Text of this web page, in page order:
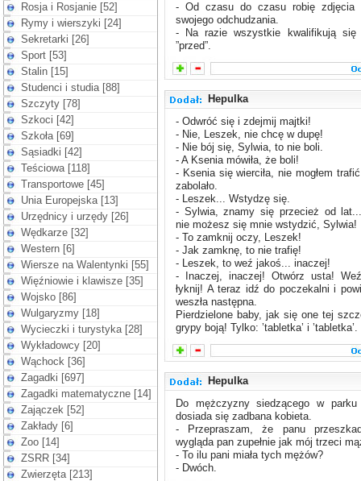
Rosja i Rosjanie [52]
Rymy i wierszyki [24]
Sekretarki [26]
Sport [53]
Stalin [15]
Studenci i studia [88]
Szczyty [78]
Szkoci [42]
Szkoła [69]
Sąsiadki [42]
Teściowa [118]
Transportowe [45]
Unia Europejska [13]
Urzędnicy i urzędy [26]
Wędkarze [32]
Western [6]
Wiersze na Walentynki [55]
Więźniowie i klawisze [35]
Wojsko [86]
Wulgaryzmy [18]
Wycieczki i turystyka [28]
Wykładowcy [20]
Wąchock [36]
Zagadki [697]
Zagadki matematyczne [14]
Zajączek [52]
Zakłady [6]
Zoo [14]
ZSRR [34]
Zwierzęta [213]
- Od czasu do czasu robię zdjęcia
swojego odchudzania.
- Na razie wszystkie kwalifikują się
”przed”.
Hepulka
- Odwróć się i zdejmij majtki!
- Nie, Leszek, nie chcę w dupę!
- Nie bój się, Sylwia, to nie boli.
- A Ksenia mówiła, że boli!
- Ksenia się wierciła, nie mogłem
zabolało.
- Leszek... Wstydzę się.
- Sylwia, znamy się przecież od
nie możesz się mnie wstydzić, Sylwia!
- To zamknij oczy, Leszek!
- Jak zamknę, to nie trafię!
- Leszek, to weź jakoś... inaczej!
- Inaczej, inaczej! Otwórz usta!
łyknij! A teraz idź do poczekalni i
weszła następna.
Pierdzielone baby, jak się one tej
grypy boją! Tylko: ’tabletka’ i ’tabletka’.
Hepulka
Do mężczyzny siedzącego w parku
dosiada się zadbana kobieta.
- Przepraszam, że panu
wygląda pan zupełnie jak mój trzeci
- To ilu pani miała tych mężów?
- Dwóch.